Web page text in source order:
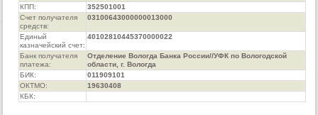
КПП:
352501001
Счет получателя
средств:
03100643000000013000
Единый
казначейский счет:
40102810445370000022
Банк получателя
платежа:
Отделение Вологда Банка России//УФК по Вологодской
области, г. Вологда
БИК:
011909101
ОКТМО:
19630408
КБК: